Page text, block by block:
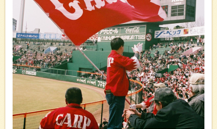
プロ野球をサポートする犬
ベースボール犬！